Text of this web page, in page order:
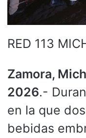
RED 113
Zamora,
2026.-
en la que
bebidas